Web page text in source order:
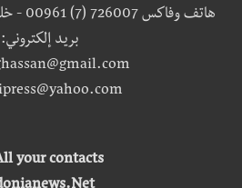
هاتف وفاكس 726007 (7) 00961 - خليوي 226013 (3) 00961
بريد إلكتروني:
your contacts